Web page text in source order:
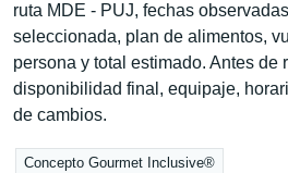
ruta MDE - PUJ, fechas
seleccionada, plan de alimentos,
persona y total estimado. Antes de
disponibilidad final, equipaje,
de cambios.
Concepto Gourmet Inclusive®